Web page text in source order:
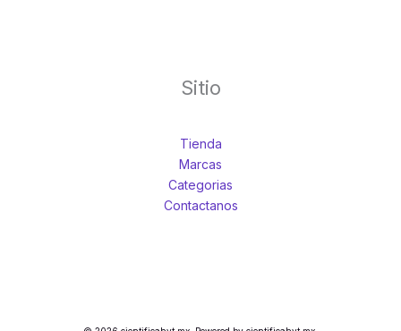
Sitio
Tienda
Marcas
Categorias
Contactanos